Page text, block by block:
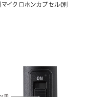
イクロホンカプセル(別